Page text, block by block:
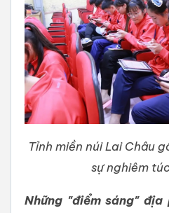
Tỉnh miền núi Lai Châu
sự nghiêm
Những "điểm sáng"